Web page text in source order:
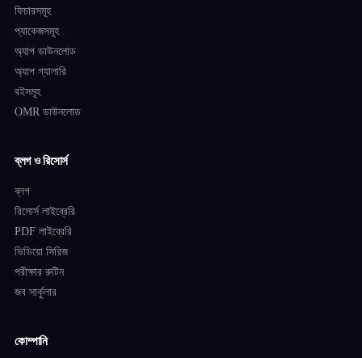
ফিচারসমূহ
প্যাকেজসমূহ
অ্যাপ ডাউনলোড
অ্যাপ গ্যালারি
বইসমূহ
OMR ডাউনলোড
ব্লগ ও রিসোর্স
ব্লগ
রিসোর্স লাইব্রেরি
PDF লাইব্রেরি
ভিডিয়ো সিরিজ
পরীক্ষার রুটিন
জব সার্কুলার
কোম্পানি